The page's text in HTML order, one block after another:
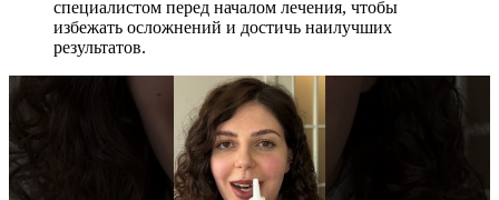
специалистом перед началом лечения, чтобы
избежать осложнений и достичь наилучших
результатов.